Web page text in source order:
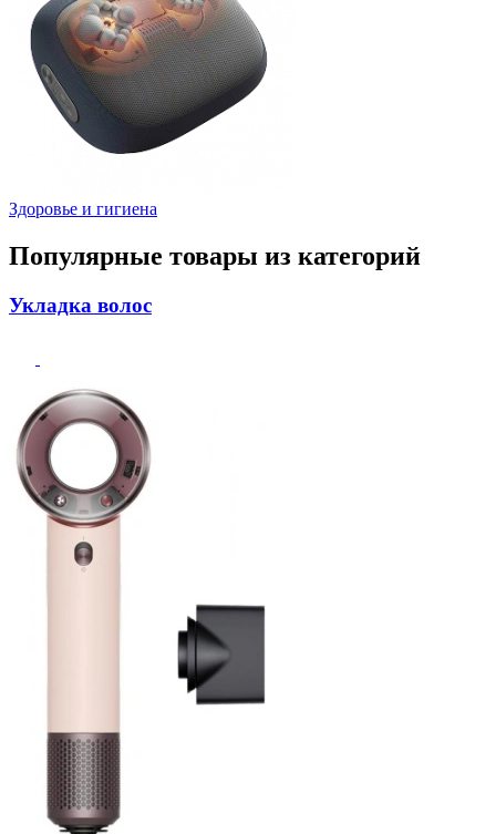
Здоровье и гигиена
Популярные товары из категорий
Укладка волос